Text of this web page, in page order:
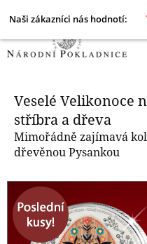
Naši zákazníci nás hodnotí:
Veselé Velikonoce
stříbra a dřeva
Mimořádně zajímavá
dřevěnou Pysankou
Veselé